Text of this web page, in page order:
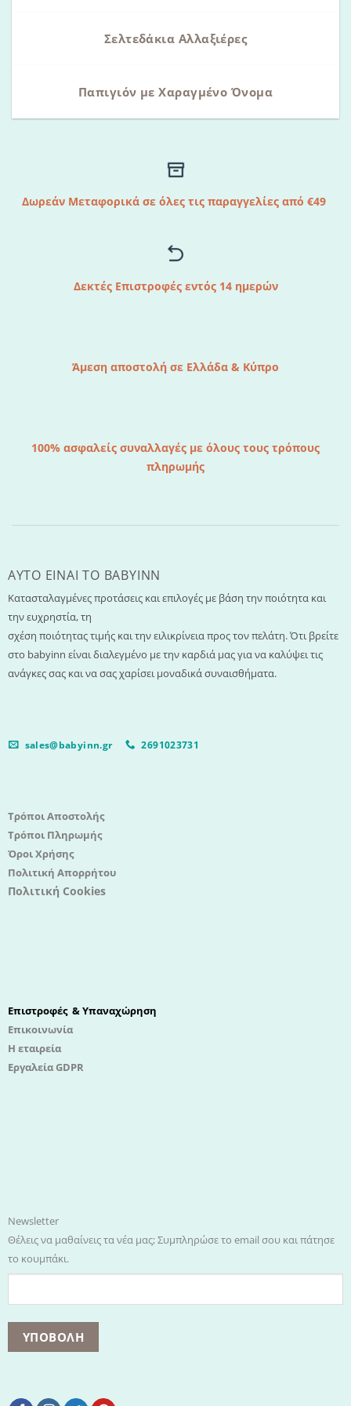
Σελτεδάκια Αλλαξιέρες
Παπιγιόν με Χαραγμένο Όνομα
Δωρεάν Μεταφορικά σε όλες τις παραγγελίες από €49
Δεκτές Επιστροφές εντός 14 ημερών
Άμεση αποστολή σε Ελλάδα & Κύπρο
100% ασφαλείς συναλλαγές με όλους τους τρόπους
πληρωμής
AYTO EINAI TO ΒΑΒΥΙΝΝ
Κατασταλαγμένες προτάσεις και επιλογές με βάση την ποιότητα και
την ευχρηστία, τη
σχέση ποιότητας τιμής και την ειλικρίνεια προς τον πελάτη. Ότι βρείτε
στο babyinn είναι διαλεγμένο με την καρδιά μας για να καλύψει τις
ανάγκες σας και να σας χαρίσει μοναδικά συναισθήματα.
sales@babyinn.gr 2691023731
Τρόποι Αποστολής
Τρόποι Πληρωμής
Όροι Χρήσης
Πολιτική Απορρήτου
Πολιτική Cookies
Επιστροφές & Υπαναχώρηση
Επικοινωνία
Η εταιρεία
Εργαλεία GDPR
Newsletter
Θέλεις να μαθαίνεις τα νέα μας; Συμπληρώσε το email σου και πάτησε
το κουμπάκι.